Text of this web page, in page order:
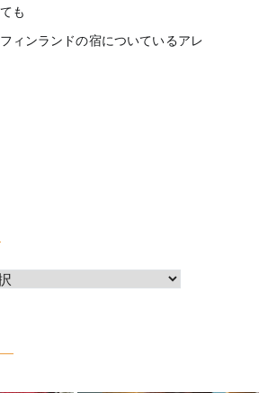
ても
フィンランドの宿についているアレ